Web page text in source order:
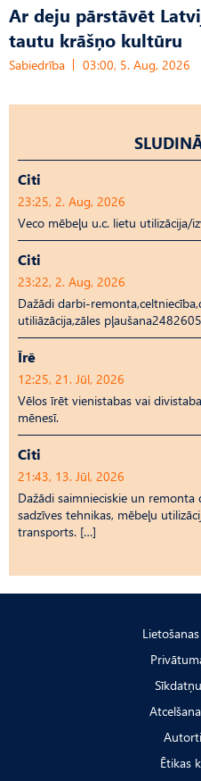
Ar deju pārstāvēt
tautu krāšņo kultūru
Sabiedrība 03:00, 5. Aug, 2026
Citi
23:25, 2. Aug, 2026
Veco mēbeļu u.c. lietu utilizācija/
Citi
23:22, 2. Aug, 2026
Dažādi darbi-
utiliāzācija,zāles
Īrē
12:25, 21. Jūl, 2026
Vēlos īrēt vienistabas vai
mēnesī.
Citi
21:43, 13. Jūl, 2026
Dažādi saimnieciskie un
sadzīves tehnikas, mēbeļu
transports. […]
Ētikas